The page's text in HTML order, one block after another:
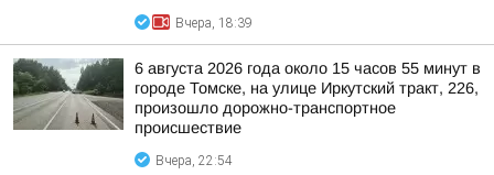
Вчера, 18:39
6 августа 2026 года около 15 часов 55 минут в
городе Томске, на улице Иркутский тракт, 226,
произошло дорожно-транспортное
происшествие
Вчера, 22:54